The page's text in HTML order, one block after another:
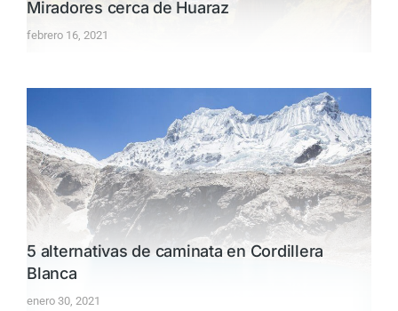
Miradores cerca de Huaraz
febrero 16, 2021
5 alternativas de caminata en Cordillera
Blanca
enero 30, 2021